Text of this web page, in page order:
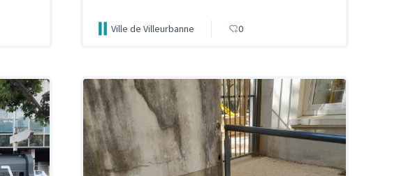
Ville de Villeurbanne 0